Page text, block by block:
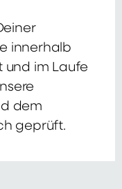
innerhalb
und im Laufe
dem
geprüft.